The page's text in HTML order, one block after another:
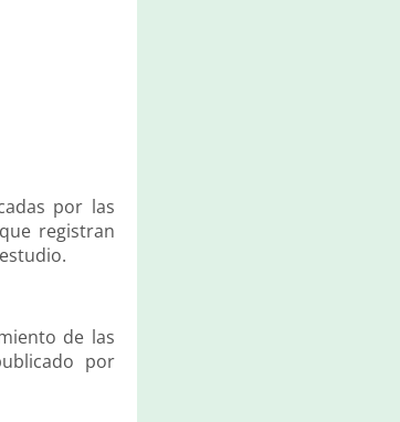
por las
registran
de las
por